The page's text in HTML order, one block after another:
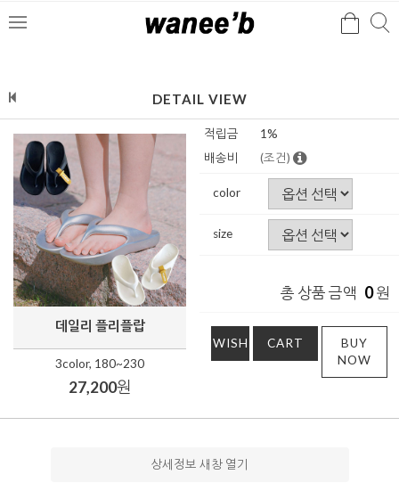
메
검
DETAIL VIEW
데일리 플리플랍
3color, 180~230
27,200원
적립금
1%
배송비
(조건)
color
size
총 상품 금액 0원
WISH CART
BUY
NOW
상세정보 새창 열기